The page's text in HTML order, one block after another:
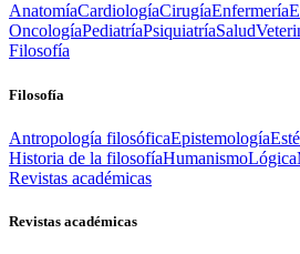
AnatomíaCardiologíaCirugíaEnfermería
OncologíaPediatríaPsiquiatríaSalud
Filosofía
Filosofía
Antropología filosóficaEpistemología
Historia de la filosofíaHumanismoLógica
Revistas académicas
Revistas académicas